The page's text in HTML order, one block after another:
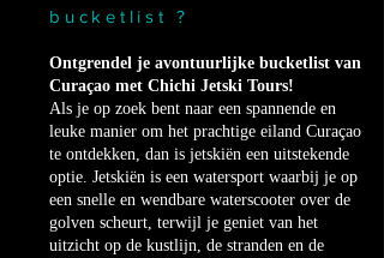
bucketlist ?
Ontgrendel je avontuurlijke bucketlist van
Curaçao met Chichi Jetski Tours!
Als je op zoek bent naar een spannende en
leuke manier om het prachtige eiland Curaçao
te ontdekken, dan is jetskiën een uitstekende
optie. Jetskiën is een watersport waarbij je op
een snelle en wendbare waterscooter over de
golven scheurt, terwijl je geniet van het
uitzicht op de kustlijn, de stranden en de